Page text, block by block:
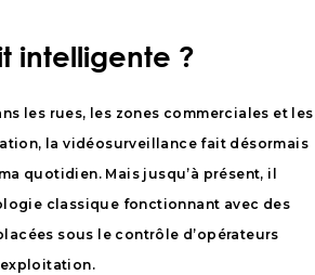
intelligente ?
les rues, les zones commerciales et les
la vidéosurveillance fait désormais
quotidien. Mais jusqu’à présent, il
classique fonctionnant avec des
sous le contrôle d’opérateurs
exploitation.